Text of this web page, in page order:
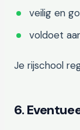
veilig en
voldoet
Je rijschool
6.